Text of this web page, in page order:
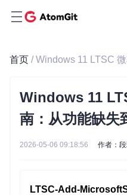
首页
Windows 11
南：从功能缺失
2026-05-06 09:18:56 作者：
LTSC-Add-